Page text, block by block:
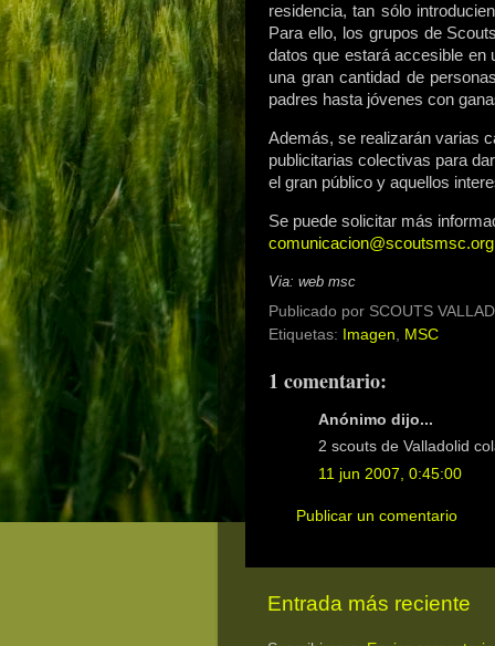
residencia, tan sólo
Para ello, los grupos de
datos que estará accesible en
una gran cantidad de
padres hasta jóvenes con
Además, se realizarán varias
publicitarias colectivas para
el gran público y aquellos
Se puede solicitar más
comunicacion@scoutsmsc.org
Via: web msc
Publicado por SCOUTS
Etiquetas:
Imagen, MSC
1 comentario:
Anónimo dijo...
2 scouts de Valladolid
11 jun 2007, 0:45:00
Publicar un comentario
Entrada más reciente